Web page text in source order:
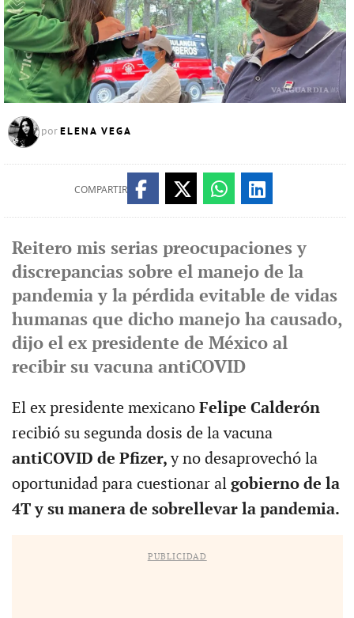
por ELENA VEGA
COMPARTIR
Reitero mis serias preocupaciones y
discrepancias sobre el manejo de la
pandemia y la pérdida evitable de vidas
humanas que dicho manejo ha causado,
dijo el ex presidente de México al
recibir su vacuna antiCOVID
El ex presidente mexicano Felipe Calderón
recibió su segunda dosis de la vacuna
antiCOVID de Pfizer,y no desaprovechó la
oportunidad para cuestionar algobierno de la
4T y su manera de sobrellevar la pandemia.
PUBLICIDAD